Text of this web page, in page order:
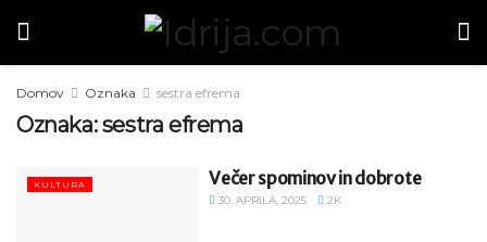
Domov Oznaka sestra efrema
Oznaka:sestra efrema
KULTURA Večer spominov in dobrote
30. APRILA, 2025 2K